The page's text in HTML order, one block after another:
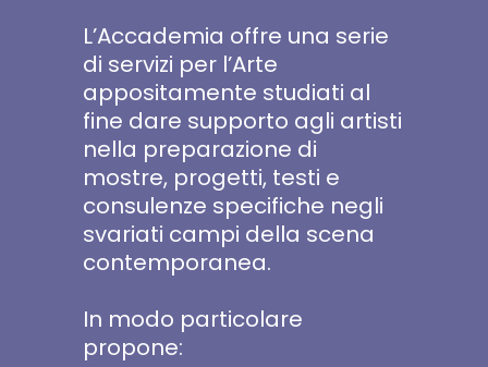
L’Accademia offre una serie
di servizi per l’Arte
appositamente studiati al
fine dare supporto agli artisti
nella preparazione di
mostre, progetti, testi e
consulenze specifiche negli
svariati campi della scena
contemporanea.
In modo particolare
propone: